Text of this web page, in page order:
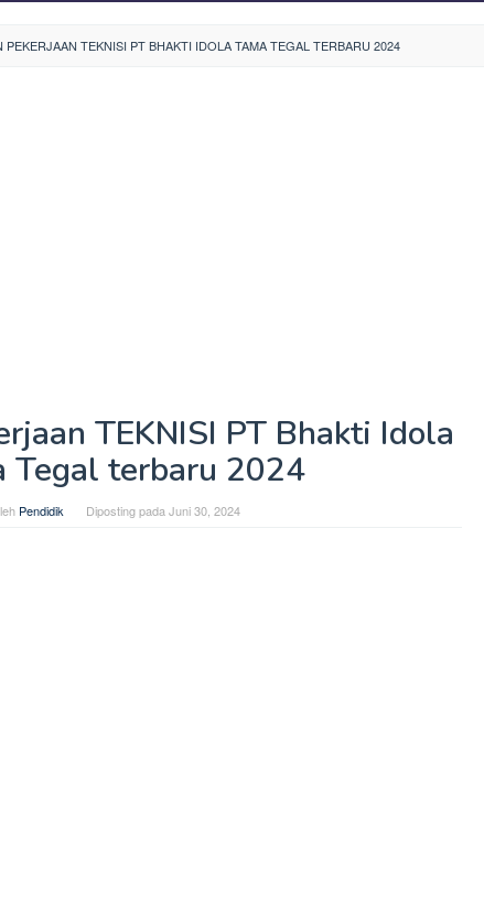
PEKERJAAN TEKNISI PT BHAKTI IDOLA TAMA TEGAL TERBARU 2024
TEKNISI PT Bhakti Idola
Tegal terbaru 2024
Pendidik Diposting pada Juni 30, 2024